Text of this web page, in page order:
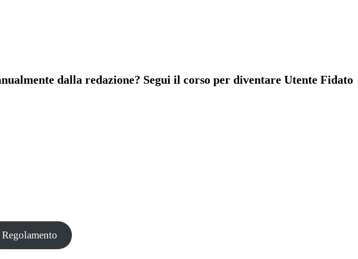
dalla redazione? Segui il corso per diventare Utente Fidato
Regolamento